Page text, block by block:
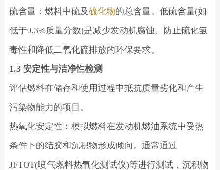
硫含量：燃料中硫及硫化物的总含量。低硫含量(如
低于0.3%质量分数)是减少发动机腐蚀、防止硫化氢
毒性和降低二氧化硫排放的环保要求。
1.3 安定性与洁净性检测
评估燃料在储存和使用过程中抵抗质量劣化和产生
污染物能力的项目。
热氧化安定性：模拟燃料在发动机燃油系统中受热
条件下的结胶和沉积物形成倾向。通常通过
JFTOT(喷气燃料热氧化测试仪)等进行测试，沉积物